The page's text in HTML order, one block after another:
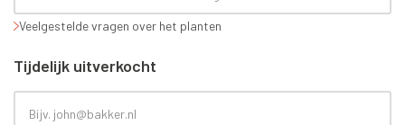
Veelgestelde vragen over het planten
Tijdelijk uitverkocht